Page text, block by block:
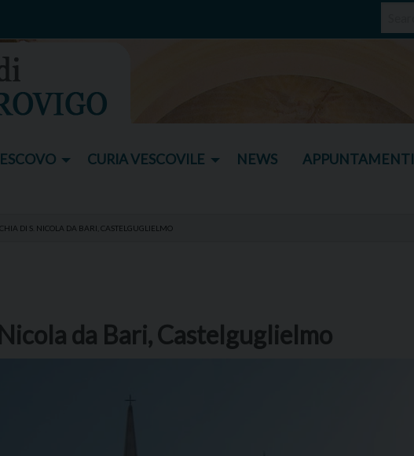
CURIA VESCOVILE NEWS APPUNTAMENTI
DI S. NICOLA DA BARI, CASTELGUGLIELMO
da Bari, Castelguglielmo